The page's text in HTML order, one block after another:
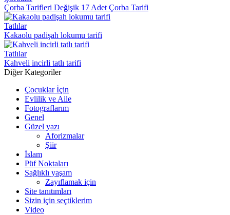
Çorba Tarifleri Değişik 17 Adet Çorba Tarifi
Tatlılar
Kakaolu padişah lokumu tarifi
Tatlılar
Kahveli incirli tatlı tarifi
Diğer Kategoriler
Çocuklar İçin
Evlilik ve Aile
Fotograflarım
Genel
Güzel yazı
Aforizmalar
Şiir
İslam
Püf Noktaları
Sağlıklı yaşam
Zayıflamak için
Site tanıtımları
Sizin için seçtiklerim
Video